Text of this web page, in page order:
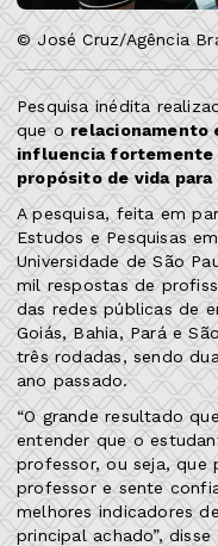
© José Cruz/Agência
Pesquisa inédita
que orelacionamento
influencia fortemente
propósito de vida
A pesquisa, feita em
Estudos e Pesquisas
Universidade de São
mil respostas de
das redes públicas de
Goiás, Bahia, Pará e
três rodadas, sendo
ano passado.
“O grande resultado
entender que o
professor, ou seja,
professor e sente
melhores indicadores
principal achado”,